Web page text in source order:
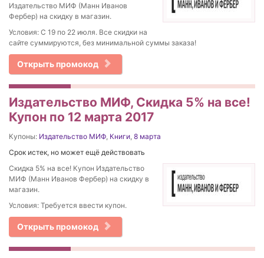
Издательство МИФ (Манн Иванов
Фербер) на скидку в магазин.
Условия: C 19 по 22 июля. Все скидки на
сайте суммируются, без минимальной суммы заказа!
Открыть промокод
Издательство МИФ, Скидка 5% на все!
Купон по 12 марта 2017
Купоны: Издательство МИФ Книги 8 марта
Срок истек, но может ещё действовать
Скидка 5% на все! Купон Издательство
МИФ (Манн Иванов Фербер) на скидку в
магазин.
Условия: Требуется ввести купон.
Открыть промокод